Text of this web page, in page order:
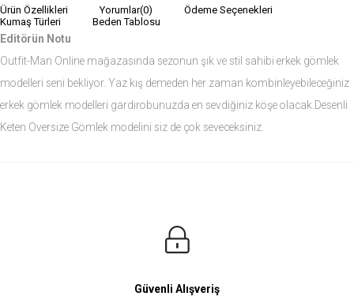
Ürün Özellikleri Yorumlar(0)
Ödeme Seçenekleri
Kumaş Türleri
Beden Tablosu
Editörün Notu
Outfit-Man Online mağazasında sezonun şık ve stil sahibi erkek gömlek
modelleri seni bekliyor. Yaz kış demeden her zaman kombinleyebileceğiniz
erkek gömlek modelleri gardırobunuzda en sevdiğiniz köşe olacak.Desenli
Keten Oversize Gömlek modelini siz de çok seveceksiniz.
Manken Bedenleri Üst Grup M, Alt Grup 33 Beden ( Medium )
Güvenli Alışveriş